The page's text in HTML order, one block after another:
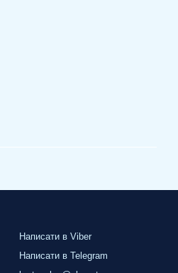
Написати в Viber
Написати в Telegram